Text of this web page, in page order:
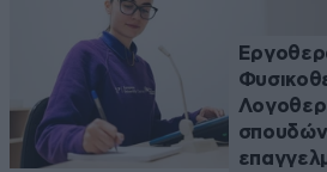
σπουδών